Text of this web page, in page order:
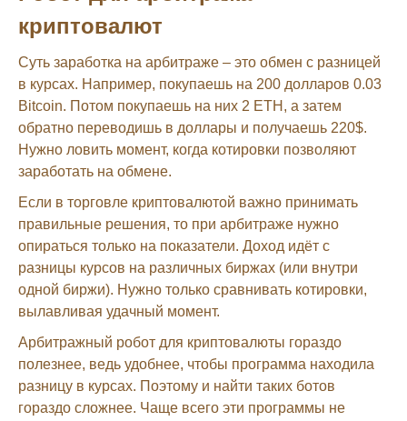
криптовалют
Суть заработка на арбитраже – это обмен с разницей
в курсах. Например, покупаешь на 200 долларов 0.03
Bitcoin. Потом покупаешь на них 2 ETH, а затем
обратно переводишь в доллары и получаешь 220$.
Нужно ловить момент, когда котировки позволяют
заработать на обмене.
Если в торговле криптовалютой важно принимать
правильные решения, то при арбитраже нужно
опираться только на показатели. Доход идёт с
разницы курсов на различных биржах (или внутри
одной биржи). Нужно только сравнивать котировки,
вылавливая удачный момент.
Арбитражный робот для криптовалюты гораздо
полезнее, ведь удобнее, чтобы программа находила
разницу в курсах. Поэтому и найти таких ботов
гораздо сложнее. Чаще всего эти программы не